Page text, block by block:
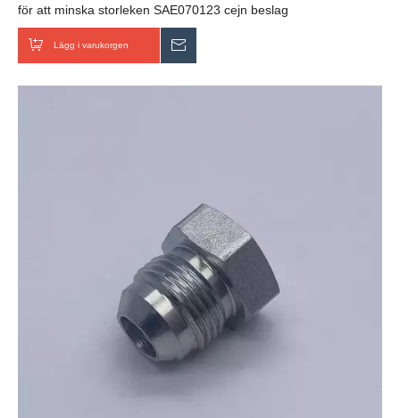
för att minska storleken SAE070123 cejn beslag
Lägg i varukorgen